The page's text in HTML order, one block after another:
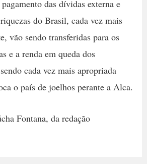
das dívidas externa e
do Brasil, cada vez mais
vão sendo transferidas para os
e a renda em queda dos
cada vez mais apropriada
o país de joelhos perante a Alca.
Fontana, da redação